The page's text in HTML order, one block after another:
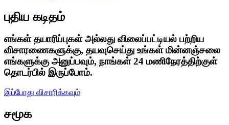
புதிய கடிதம்
எங்கள் தயாரிப்புகள் அல்லது விலைப்பட்டியல் பற்றிய
விசாரணைகளுக்கு, தயவுசெய்து உங்கள் மின்னஞ்சலை
எங்களுக்கு அனுப்பவும், நாங்கள் 24 மணிநேரத்திற்குள்
தொடர்பில் இருப்போம்.
இப்போது விசாரிக்கவும்
சமூக